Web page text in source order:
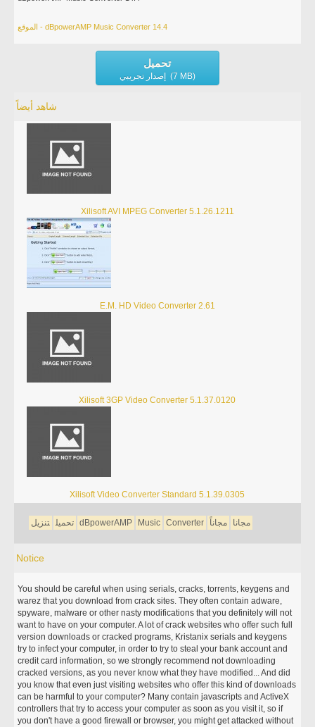
الموقع - dBpowerAMP Music Converter 14.4
تحميل
إصدار تجريبي (7 MB)
شاهد أيضاً
Xilisoft AVI MPEG Converter 5.1.26.1211
E.M. HD Video Converter 2.61
Xilisoft 3GP Video Converter 5.1.37.0120
Xilisoft Video Converter Standard 5.1.39.0305
تحميل تنزيل dBpowerAMP Music Converter مجانا مجاناً
Notice
You should be careful when using serials, cracks, torrents, keygens and
warez that you download from crack sites. They often contain adware,
spyware, malware or other nasty modifications that you definitely will not
want to have on your computer. A lot of crack websites who offer such full
version downloads or cracked programs, Kristanix serials and keygens
try to infect your computer, in order to try to steal your bank account and
credit card information, so we strongly recommend not downloading
cracked versions, as you never know what they have modified... And did
you know that even just visiting websites who offer this kind of downloads
can be harmful to your computer? Many contain javascripts and ActiveX
controllers that try to access your computer as soon as you visit it, so if
you don't have a good firewall or browser, you might get attacked without